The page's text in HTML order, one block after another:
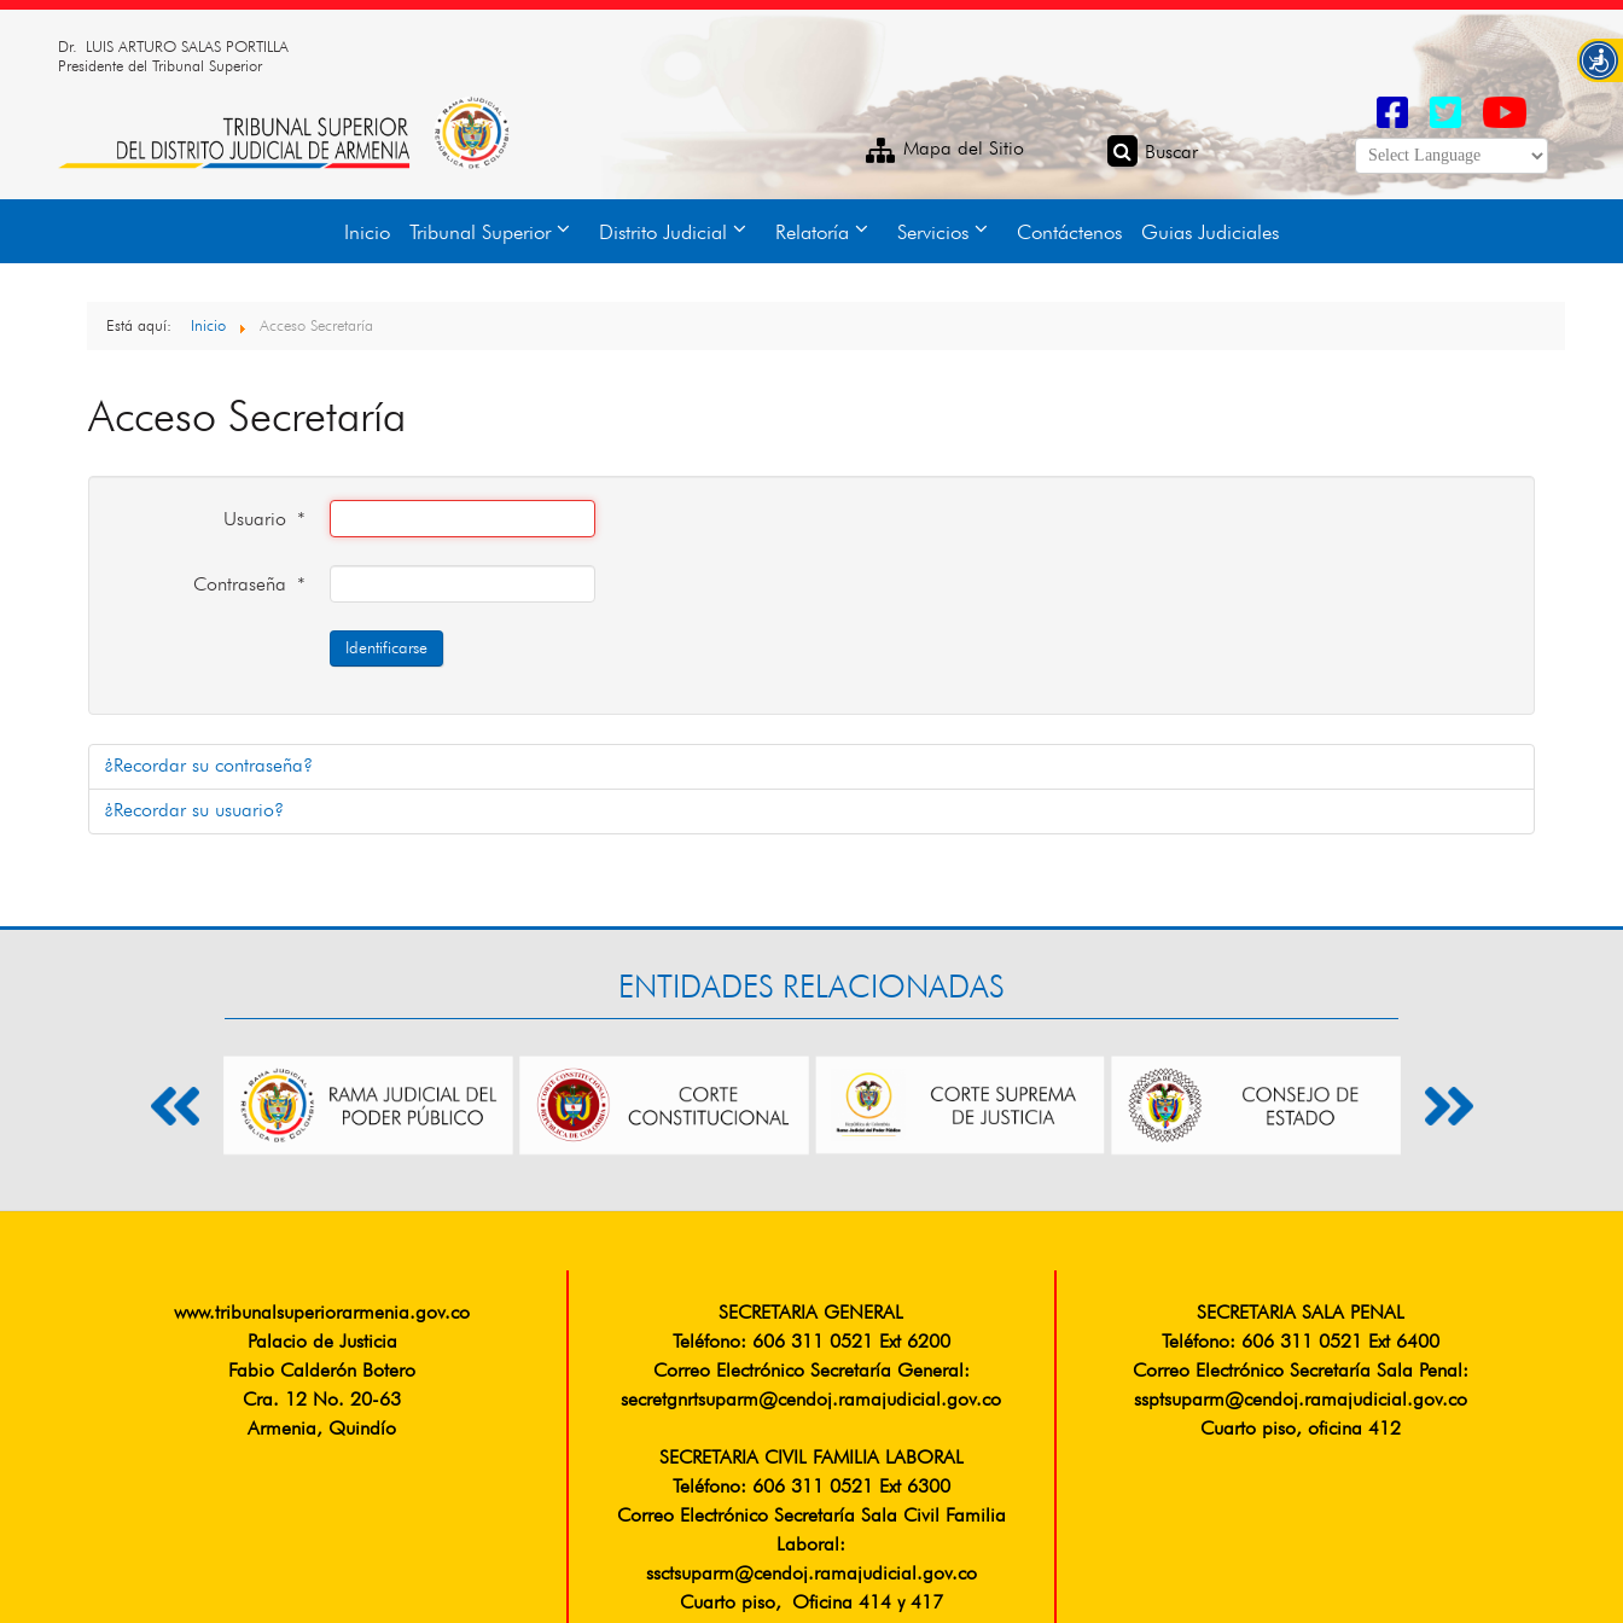
Dr. LUIS ARTURO SALAS PORTILLA
Presidente del Tribunal Superior
Mapa del Sitio
Inicio Tribunal Superior Distrito Judicial Relatoría Servicios Contáctenos Guias Judiciales
Está aquí: Inicio Acceso Secretaría
Acceso Secretaría
Usuario *
Contraseña *
Identificarse
¿Recordar su contraseña?
¿Recordar su usuario?
ENTIDADES RELACIONADAS
www.tribunalsuperiorarmenia.gov.co
Palacio de Justicia
Fabio Calderón Botero
Cra. 12 No. 20-63
Armenia, Quindío
SECRETARIA GENERAL
Teléfono: 606 311 0521 Ext 6200
Correo Electrónico Secretaría General:
secretgnrtsuparm@cendoj.ramajudicial.gov.co
SECRETARIA CIVIL FAMILIA LABORAL
Teléfono: 606 311 0521 Ext 6300
Correo Electrónico Secretaría Sala Civil Familia
Laboral:
ssctsuparm@cendoj.ramajudicial.gov.co
Cuarto piso, Oficina 414 y 417
SECRETARIA SALA PENAL
Teléfono: 606 311 0521 Ext 6400
Correo Electrónico Secretaría Sala Penal:
ssptsuparm@cendoj.ramajudicial.gov.co
Cuarto piso, oficina 412